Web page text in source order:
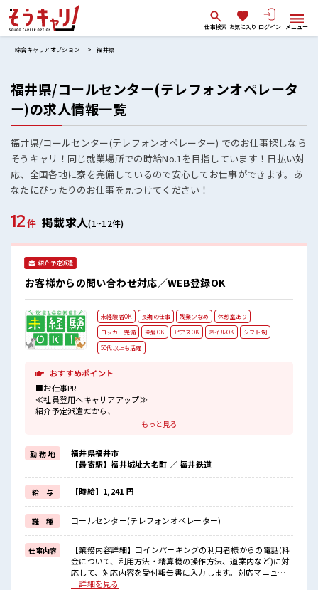
仕事検索 お気に入り ログイン メニュー
綜合キャリアオプション 福井県
福井県/コールセンター(テレフォンオペレータ
ー)の求人情報一覧
福井県/コールセンター(テレフォンオペレーター) でのお仕事探しなら
そうキャリ！同じ就業場所での時給No.1を目指しています！日払い対
応、全国各地に寮を完備しているので安心してお仕事ができます。あ
なたにぴったりのお仕事を見つけてください！
12件 掲載求人(1~12件)
紹介予定派遣
お客様からの問い合わせ対応／WEB登録OK
未経験者OK 長期の仕事 残業少なめ
休憩室あり
ロッカー完備
染髪OK ピアスOK ネイルOK
シフト制
50代以上も活躍
おすすめポイント
■お仕事PR
≪社員登用へキャリアアップ≫
紹介予定派遣だから、
自分に職場が合うかお試しできるのがウレシイですね☆
場合によってはお願いすることもありますが、
残業はほとんどナシ！
≪ヘアカラーOKで自由な雰囲気の職場≫
明るすぎたり奇抜でなければ基本的に自由！
(規定有)≪未経験の方も大カンゲイ≫
新しいことにチャレンジするのは不安だけど、
しっかり働く環境が整っています！
イチからスキルUP・ステップUP目指していきましょう！
■職場の雰囲気
キバツ過ぎなければ髪色・髪型は自由！
あなたの個性を大事にできます♪
仕事の合間の息抜きは休憩室で♪
もっと見る
勤 務 地
福井県福井市
【最寄駅】福井城址大名町 ／ 福井鉄道
給 与 【時給】1,241 円
職 種 コールセンター(テレフォンオペレーター)
仕事内容
【業務内容詳細】コインパーキングの利用者様からの電話(料
金について、利用方法・精算機の操作方法、道案内など)に対
応して、対応内容を受付報告書に入力します。対応マニュア
ルあり。【取扱製品情報】駐車場・コインパーキング経営 ■
…詳細を見る